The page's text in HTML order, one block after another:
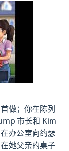
做；你在陈列
市长和 Kim
办公室向约瑟
她父亲的桌子